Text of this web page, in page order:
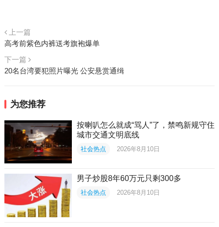
上一篇
高考前紫色内裤送考旗袍爆单
下一篇
20名台湾要犯照片曝光 公安悬赏通缉
为您推荐
按喇叭怎么就成“骂人”了，禁鸣新规守住
城市交通文明底线
社会热点 2026年8月10日
男子炒股8年60万元只剩300多
社会热点 2026年8月10日